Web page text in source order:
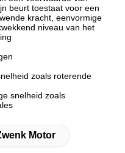
beurt toestaat voor een
kracht, eenvormige
niveau van het
zoals roterende
snelheid zoals
Motor